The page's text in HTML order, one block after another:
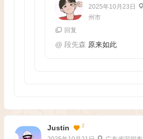
2025年10月23日
州市
回复
@ 段先森 原来如此
Justin 2